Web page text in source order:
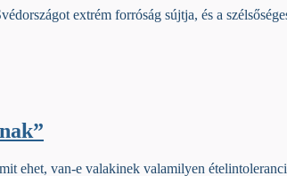
extrém forróság sújtja, és a
ehet, van-e valakinek valamilyen